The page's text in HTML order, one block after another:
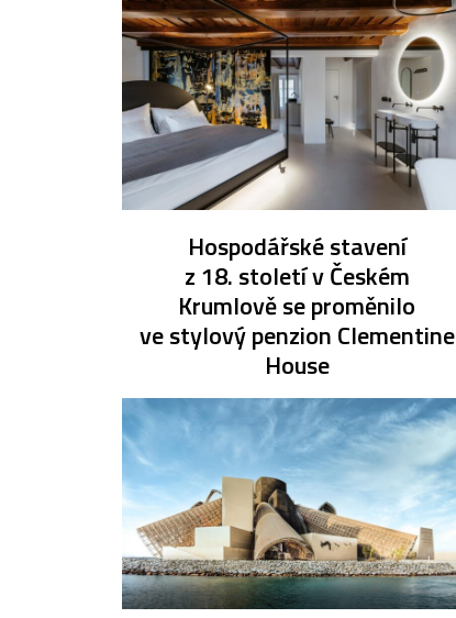
Hospodářské stavení
z 18. století v Českém
Krumlově se proměnilo
ve stylový penzion Clementine
House